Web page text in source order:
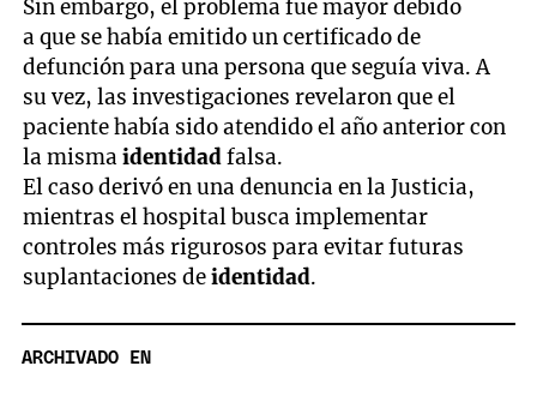
Sin embargo, el problema fue mayor debido
a que se había emitido un certificado de
defunción para una persona que seguía viva. A
su vez, las investigaciones revelaron que el
paciente había sido atendido el año anterior con
la mismaidentidadfalsa.
El caso derivó en una denuncia en la Justicia,
mientras el hospital busca implementar
controles más rigurosos para evitar futuras
suplantaciones deidentidad.
ARCHIVADO EN